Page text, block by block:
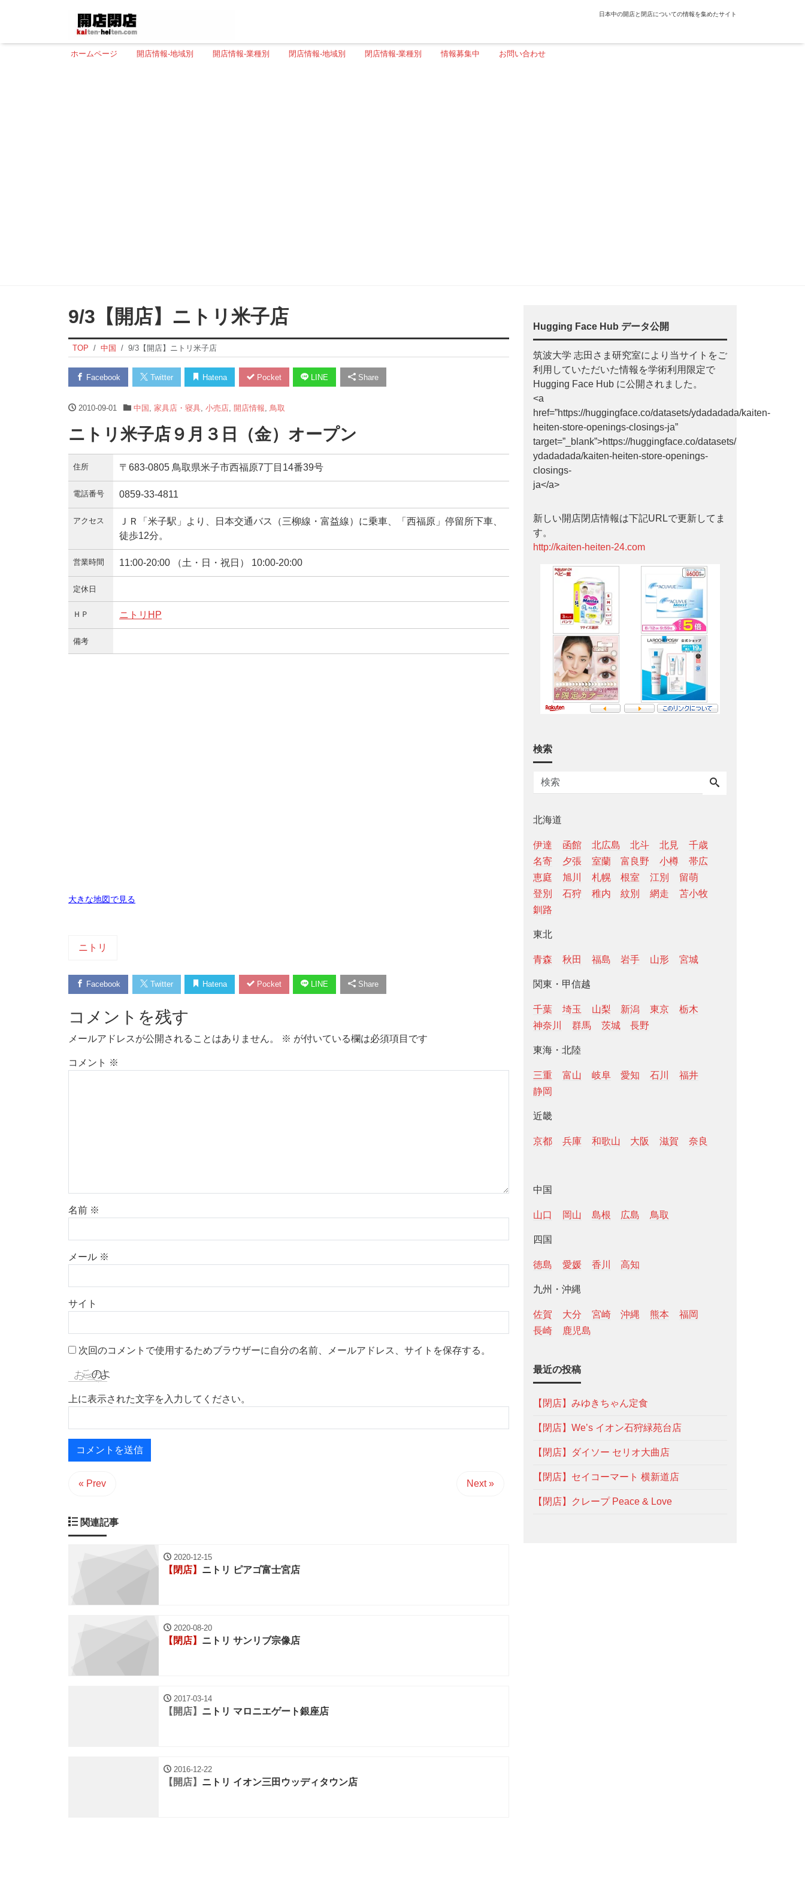
日本中の開店と閉店についての情報を集めたサイト
ホームページ 開店情報-地域別 開店情報-業種別 閉店情報-地域別 閉店情報-業種別 情報募集中 お問い合わせ
9/3【開店】ニトリ米子店
TOP 中国 9/3【開店】ニトリ米子店
Facebook Twitter Hatena Pocket LINE Share
2010-09-01 中国 家具店・寝具, 小売店, 開店情報 鳥取
ニトリ米子店９月３日（金）オープン
住所 〒683-0805 鳥取県米子市西福原7丁目14番39号
電話番号 0859-33-4811
アクセス
ＪＲ「米子駅」より、日本交通バス（三柳線・富益線）に乗車、「西福原」停留所下車、
徒歩12分。
営業時間 11:00-20:00 （土・日・祝日） 10:00-20:00
定休日
ＨＰ ニトリHP
備考
大きな地図で見る
ニトリ
Facebook Twitter Hatena Pocket LINE Share
コメントを残す
メールアドレスが公開されることはありません。 ※ が付いている欄は必須項目です
コメント ※
名前 ※
メール ※
サイト
次回のコメントで使用するためブラウザーに自分の名前、メールアドレス、サイトを保存する。
上に表示された文字を入力してください。
« Prev Next »
関連記事
2020-12-15
【閉店】 ニトリ ピアゴ富士宮店
2020-08-20
【閉店】 ニトリ サンリブ宗像店
2017-03-14
【開店】 ニトリ マロニエゲート銀座店
2016-12-22
【開店】 ニトリ イオン三田ウッディタウン店
Hugging Face Hub データ公開
筑波大学 志田さま研究室により当サイトをご
利用していただいた情報を学術利用限定で
Hugging Face Hub に公開されました。
<a
href=”https://huggingface.co/datasets/ydadadada/kaiten-
heiten-store-openings-closings-ja”
target=”_blank”>https://huggingface.co/datasets/
ydadadada/kaiten-heiten-store-openings-
closings-
ja</a>
新しい開店閉店情報は下記URLで更新してま
す。
http://kaiten-heiten-24.com
検索
北海道
伊達 函館 北広島 北斗 北見
千歳
名寄
夕張 室蘭 富良野 小樽
帯広
恵庭
旭川 札幌 根室 江別
留萌
登別
石狩 稚内 紋別 網走
苫小牧
釧路
東北
青森 秋田 福島 岩手 山形 宮城
関東・甲信越
千葉 埼玉 山梨 新潟 東京
栃木
神奈川
群馬 茨城 長野
東海・北陸
三重 富山 岐阜 愛知 石川
福井
静岡
近畿
京都 兵庫 和歌山 大阪 滋賀 奈良
中国
山口 岡山 島根 広島 鳥取
四国
徳島 愛媛 香川 高知
九州・沖縄
佐賀 大分 宮崎 沖縄 熊本
福岡
長崎
鹿児島
最近の投稿
【閉店】みゆきちゃん定食
【閉店】We’s イオン石狩緑苑台店
【閉店】ダイソー セリオ大曲店
【閉店】セイコーマート 横新道店
【閉店】クレープ Peace & Love